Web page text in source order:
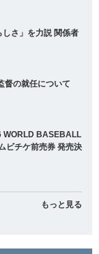
さ」を力説 関係者
督の就任について
WORLD BASEBALL
ビチケ前売券 発売決
もっと見る